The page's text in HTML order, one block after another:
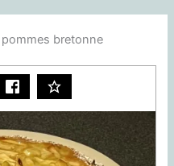
pommes bretonne